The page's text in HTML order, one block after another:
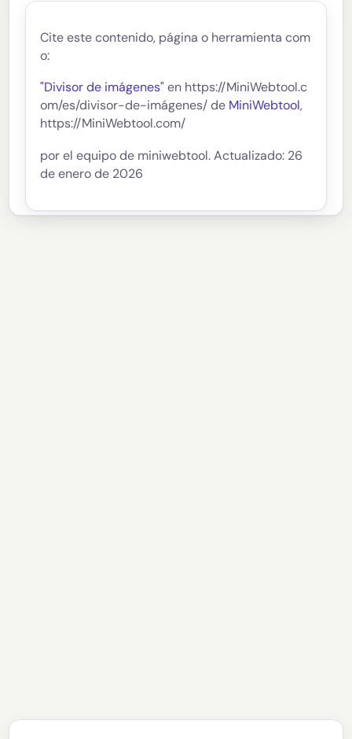
Cite este contenido, página o herramienta com
o:
"Divisor de imágenes" en https://MiniWebtool.c
om/es/divisor-de-imágenes/ de MiniWebtool,
https://MiniWebtool.com/
por el equipo de miniwebtool. Actualizado: 26
de enero de 2026